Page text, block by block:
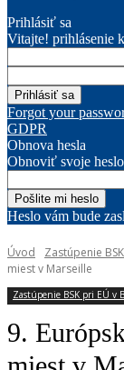
Prihlásiť sa
Vitajte! prihlásenie
Forgot your
GDPR
Obnova hesla
Obnoviť svoje heslo
Heslo vám bude
Úvod Zastúpenie
miest v Marseille
Zastúpenie BSK pri EÚ v
9.